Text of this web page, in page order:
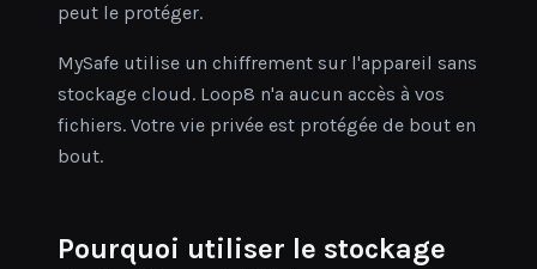
peut le protéger.
MySafe utilise un chiffrement sur l'appareil sans
stockage cloud. Loop8 n'a aucun accès à vos
fichiers. Votre vie privée est protégée de bout en
bout.
Pourquoi utiliser le stockage